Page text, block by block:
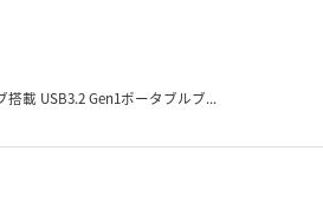
搭載 USB3.2 Gen1ポータブルブ...